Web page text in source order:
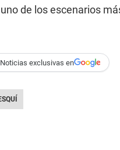
de los escenarios
Noticias exclusivas en